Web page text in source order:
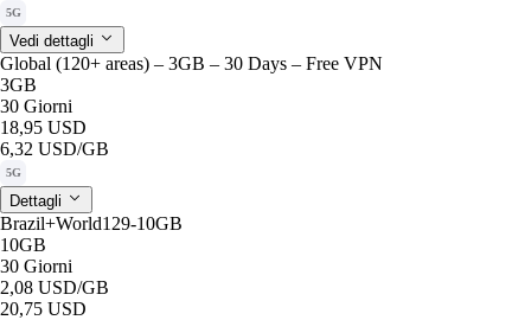
5G
Vedi dettagli
Global (120+ areas) – 3GB – 30 Days – Free VPN
3GB
30 Giorni
18,95 USD
6,32 USD/GB
5G
Dettagli
Brazil+World129-10GB
10GB
30 Giorni
2,08 USD/GB
20,75 USD